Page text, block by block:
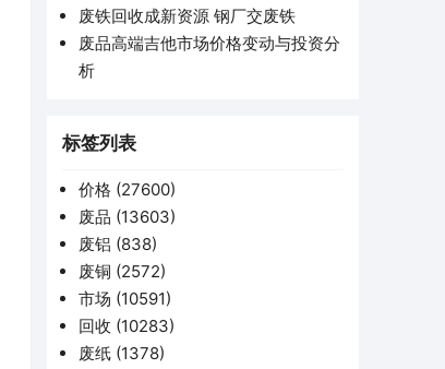
废铁回收成新资源 钢厂交废铁
废品高端吉他市场价格变动与投资分
析
标签列表
价格 (27600)
废品 (13603)
废铝 (838)
废铜 (2572)
市场 (10591)
回收 (10283)
废纸 (1378)